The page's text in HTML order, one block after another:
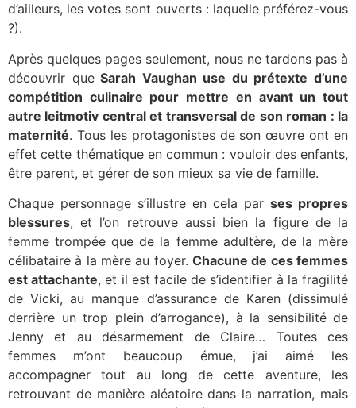
d’ailleurs, les votes sont ouverts : laquelle préférez-vous
?).
Après quelques pages seulement, nous ne tardons pas à
découvrir queSarah Vaughan use du prétexte d’une
compétition culinaire pour mettre en avant un tout
autre leitmotiv central et transversal de son roman : la
maternité. Tous les protagonistes de son œuvre ont en
effet cette thématique en commun : vouloir des enfants,
être parent, et gérer de son mieux sa vie de famille.
Chaque personnage s’illustre en cela par ses propres
blessures, et l’on retrouve aussi bien la figure de la
femme trompée que de la femme adultère, de la mère
célibataire à la mère au foyer. Chacune de ces femmes
est attachante, et il est facile de s’identifier à la fragilité
de Vicki, au manque d’assurance de Karen (dissimulé
derrière un trop plein d’arrogance), à la sensibilité de
Jenny et au désarmement de Claire… Toutes ces
femmes m’ont beaucoup émue, j’ai aimé les
accompagner tout au long de cette aventure, les
retrouvant de manière aléatoire dans la narration, mais